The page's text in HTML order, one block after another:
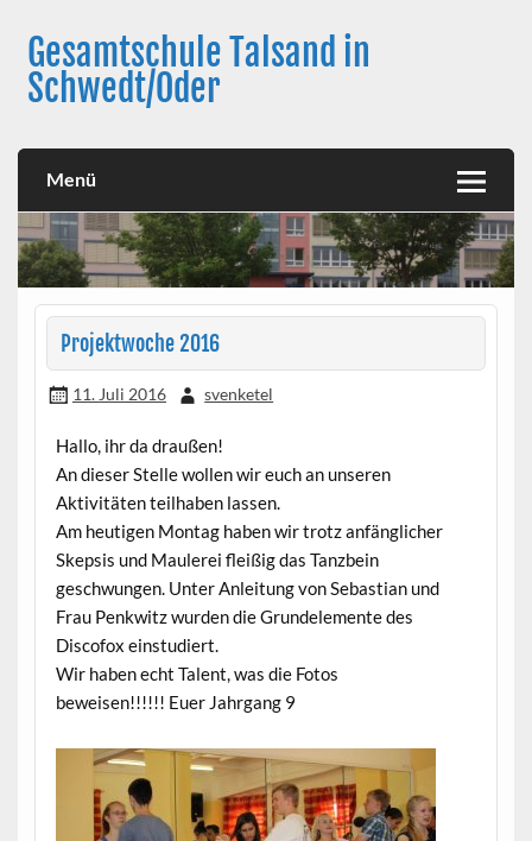
contentGesamtschule Talsand in
Schwedt/Oder
Menü
Projektwoche 2016
11. Juli 2016 svenketel
Hallo, ihr da draußen!
An dieser Stelle wollen wir euch an unseren
Aktivitäten teilhaben lassen.
Am heutigen Montag haben wir trotz anfänglicher
Skepsis und Maulerei fleißig das Tanzbein
geschwungen. Unter Anleitung von Sebastian und
Frau Penkwitz wurden die Grundelemente des
Discofox einstudiert.
Wir haben echt Talent, was die Fotos
beweisen!!!!!! Euer Jahrgang 9